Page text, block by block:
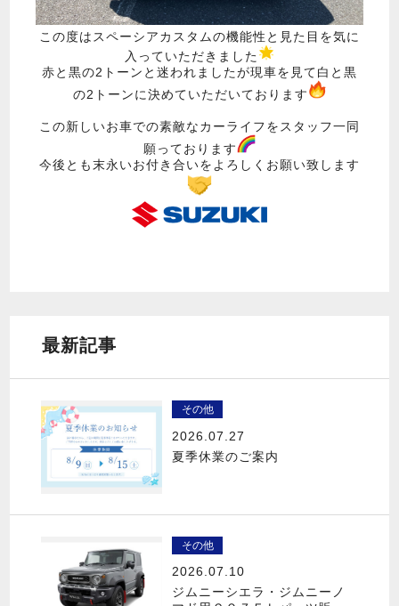
この度はスペーシアカスタムの機能性と見た目を気に
入っていただきました
赤と黒の2トーンと迷われましたが現車を見て白と黒
の2トーンに決めていただいております
この新しいお車での素敵なカーライフをスタッフ一同
願っております
今後とも末永いお付き合いをよろしくお願い致します
最新記事
その他
2026.07.27
夏季休業のご案内
その他
2026.07.10
ジムニーシエラ・ジムニーノ